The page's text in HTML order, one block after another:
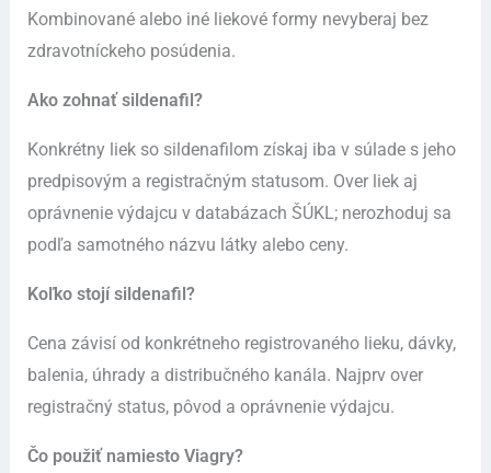
Kombinované alebo iné liekové formy nevyberaj bez
zdravotníckeho posúdenia.
Ako zohnať sildenafil?
Konkrétny liek so sildenafilom získaj iba v súlade s jeho
predpisovým a registračným statusom. Over liek aj
oprávnenie výdajcu v databázach ŠÚKL; nerozhoduj sa
podľa samotného názvu látky alebo ceny.
Koľko stojí sildenafil?
Cena závisí od konkrétneho registrovaného lieku, dávky,
balenia, úhrady a distribučného kanála. Najprv over
registračný status, pôvod a oprávnenie výdajcu.
Čo použiť namiesto Viagry?